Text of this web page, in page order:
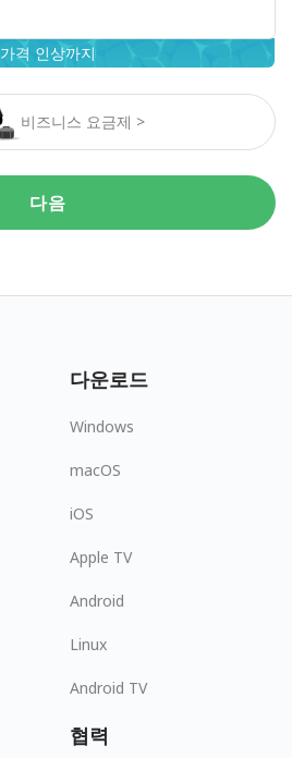
비즈니스 요금제 >
가격 인상까지
다음
다운로드
Windows
macOS
iOS
Apple TV
Android
Linux
Android TV
협력